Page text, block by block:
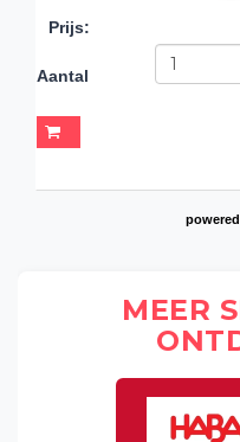
Prijs:
Aantal
MEER